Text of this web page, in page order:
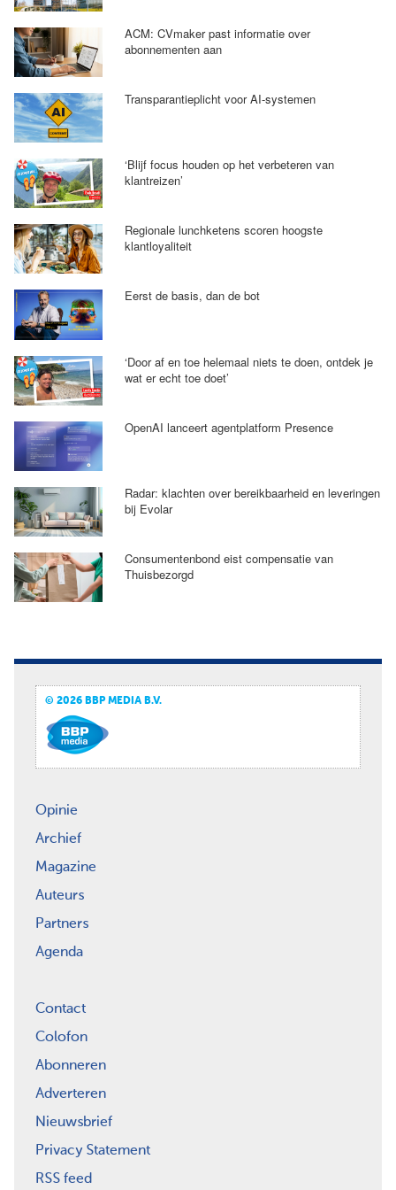
ACM: CVmaker past informatie over
abonnementen aan
Transparantieplicht voor AI-systemen
‘Blijf focus houden op het verbeteren van
klantreizen’
Regionale lunchketens scoren hoogste
klantloyaliteit
Eerst de basis, dan de bot
‘Door af en toe helemaal niets te doen, ontdek je
wat er echt toe doet’
OpenAI lanceert agentplatform Presence
Radar: klachten over bereikbaarheid en leveringen
bij Evolar
Consumentenbond eist compensatie van
Thuisbezorgd
© 2026 BBP MEDIA B.V.
Opinie
Archief
Magazine
Auteurs
Partners
Agenda
Contact
Colofon
Abonneren
Adverteren
Nieuwsbrief
Privacy Statement
RSS feed